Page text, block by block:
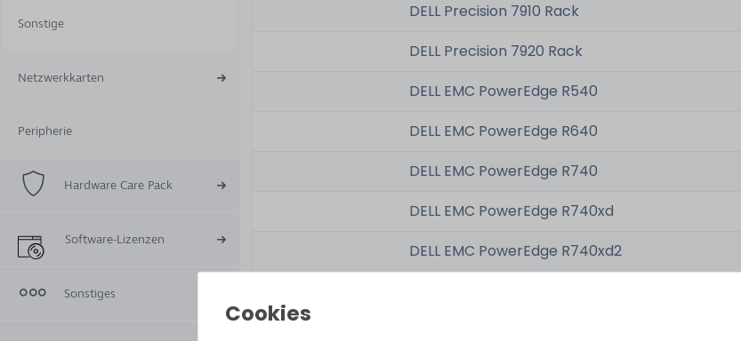
Sonstige
Netzwerkkarten
Peripherie
Hardware Care Pack
Software-Lizenzen
Sonstiges
DELL Precision 7910 Rack
DELL Precision 7920 Rack
DELL EMC PowerEdge R540
DELL EMC PowerEdge R640
DELL EMC PowerEdge R740
DELL EMC PowerEdge R740xd
DELL EMC PowerEdge R740xd2